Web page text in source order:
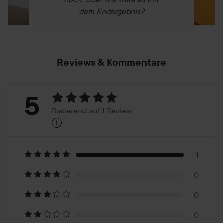
dem Endergebnis?
Reviews & Kommentare
Bewertung:
Basierend
auf
1
5 Basierend auf 1 Review
i
1
0
0
0